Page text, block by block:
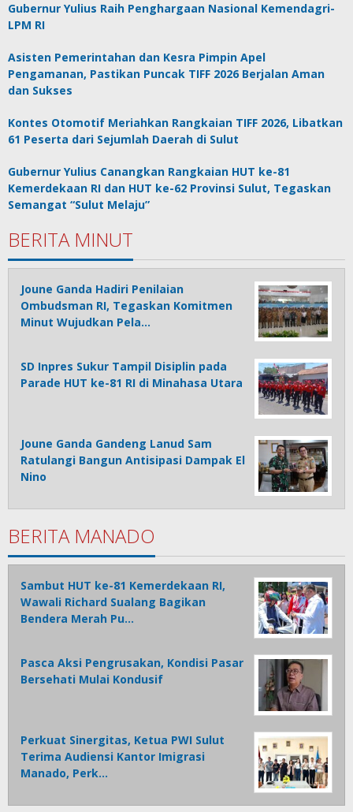
Gubernur Yulius Raih Penghargaan Nasional Kemendagri-
LPM RI
Asisten Pemerintahan dan Kesra Pimpin Apel
Pengamanan, Pastikan Puncak TIFF 2026 Berjalan Aman
dan Sukses
Kontes Otomotif Meriahkan Rangkaian TIFF 2026, Libatkan
61 Peserta dari Sejumlah Daerah di Sulut
Gubernur Yulius Canangkan Rangkaian HUT ke-81
Kemerdekaan RI dan HUT ke-62 Provinsi Sulut, Tegaskan
Semangat “Sulut Melaju”
BERITA MINUT
Joune Ganda Hadiri Penilaian
Ombudsman RI, Tegaskan Komitmen
Minut Wujudkan Pela…
SD Inpres Sukur Tampil Disiplin pada
Parade HUT ke-81 RI di Minahasa Utara
Joune Ganda Gandeng Lanud Sam
Ratulangi Bangun Antisipasi Dampak El
Nino
BERITA MANADO
Sambut HUT ke-81 Kemerdekaan RI,
Wawali Richard Sualang Bagikan
Bendera Merah Pu…
Pasca Aksi Pengrusakan, Kondisi Pasar
Bersehati Mulai Kondusif
Perkuat Sinergitas, Ketua PWI Sulut
Terima Audiensi Kantor Imigrasi
Manado, Perk…